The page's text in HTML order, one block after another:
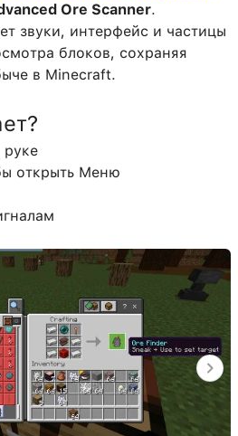
Ore Scanner.
звуки, интерфейс и частицы
блоков, сохраняя
в Minecraft.
открыть Меню